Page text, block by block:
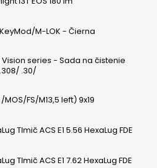
M-LOK - Čierna
series - Sada na čistenie
.30/
FS/M13,5 left) 9x19
Tlmič ACS E1 5.56 HexaLug FDE
Tlmič ACS E1 7.62 HexaLug FDE